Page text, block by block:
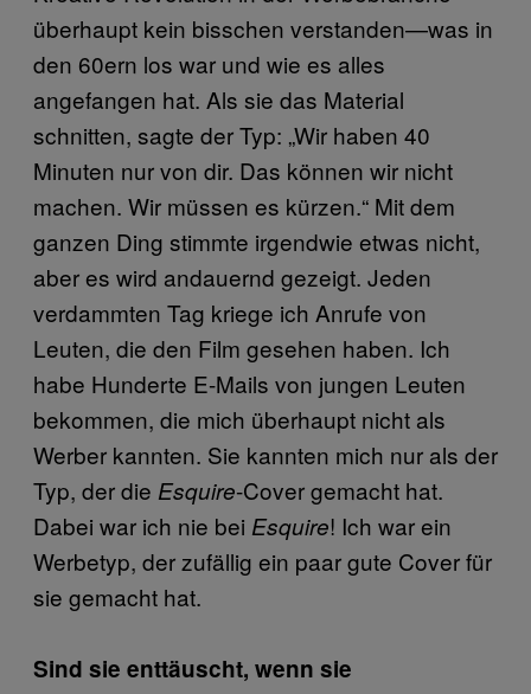
überhaupt kein bisschen verstanden—was in
den 60ern los war und wie es alles
angefangen hat. Als sie das Material
schnitten, sagte der Typ: „Wir haben 40
Minuten nur von dir. Das können wir nicht
machen. Wir müssen es kürzen.“ Mit dem
ganzen Ding stimmte irgendwie etwas nicht,
aber es wird andauernd gezeigt. Jeden
verdammten Tag kriege ich Anrufe von
Leuten, die den Film gesehen haben. Ich
habe Hunderte E-Mails von jungen Leuten
bekommen, die mich überhaupt nicht als
Werber kannten. Sie kannten mich nur als der
Typ, der die Esquire-Cover gemacht hat.
Dabei war ich nie bei Esquire! Ich war ein
Werbetyp, der zufällig ein paar gute Cover für
sie gemacht hat.
Sind sie enttäuscht, wenn sie